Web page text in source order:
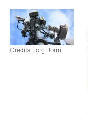
Credits: Jörg Borm